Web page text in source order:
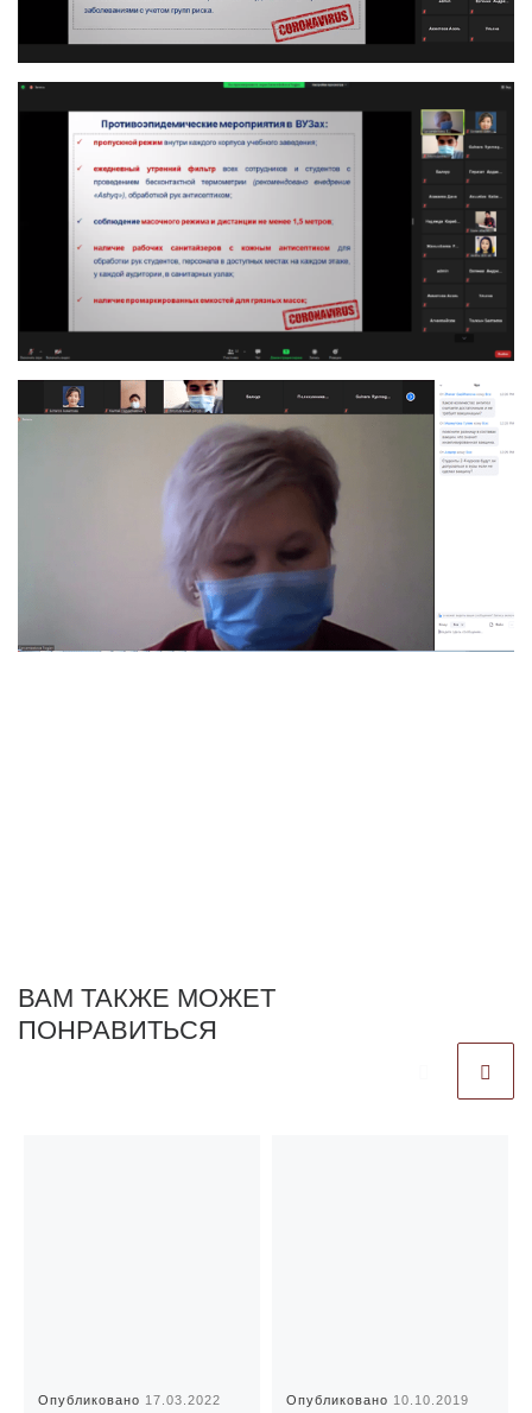
ВАМ ТАКЖЕ МОЖЕТ
ПОНРАВИТЬСЯ
Опубликовано 17.03.2022 Опубликовано 10.10.2019